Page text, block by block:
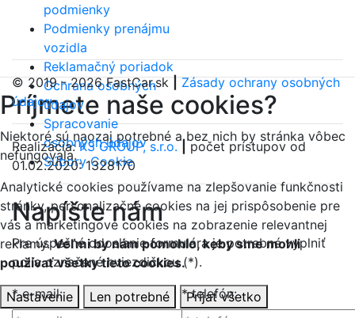
podmienky
Podmienky prenájmu
vozidla
Reklamačný poriadok
Ochrana osobných
údajov
Spracovanie
osobných údajov
Súbory Cookie
Napíšte nám
Pre úspešné odoslanie formulára je potrebné vyplniť
polia označené hviezdičkou (*).
* e-mail:
* telefón:
© 2019 - 2026 FastCar.sk| Zásady ochrany osobných
údajov
Realizácia:K3 GROUP, s.r.o.
počet prístupov od
01.02.2020: 1328170
Príjmete naše cookies?
Niektoré sú naozaj potrebné a bez nich by stránka vôbec
nefungovala.
Analytické cookies používame na zlepšovanie funkčnosti
stránky, personalizačné cookies na jej prispôsobenie pre
vás a marketingové cookies na zobrazenie relevantnej
reklamy.Veľmi by nám pomohlo, keby sme mohli
používať všetky tieto cookies.
Nastavenie Len potrebné Prijať všetko